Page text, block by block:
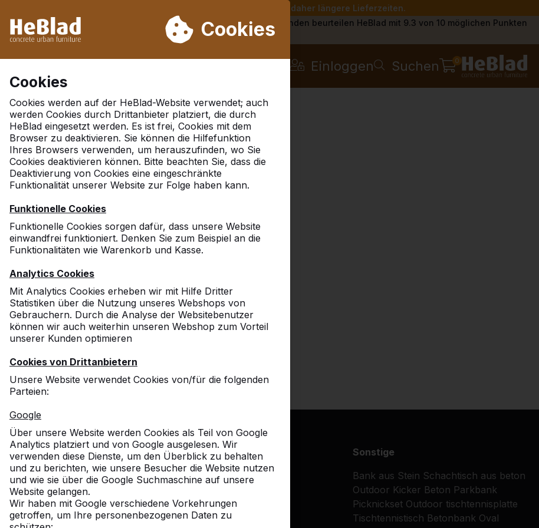
wir von Woche 31 bis Woche 33 nicht. Bitte berücksichtigen Sie daher längere Lieferzeiten.
Cookies
Cookies
Cookies werden auf der HeBlad-Website verwendet; auch
werden Cookies durch Drittanbieter platziert, die durch
HeBlad eingesetzt werden. Es ist frei, Cookies mit dem
Browser zu deaktivieren. Sie können die Hilfefunktion
Ihres Browsers verwenden, um herauszufinden, wo Sie
Cookies deaktivieren können. Bitte beachten Sie, dass die
Deaktivierung von Cookies eine eingeschränkte
Funktionalität unserer Website zur Folge haben kann.
Funktionelle Cookies
Funktionelle Cookies sorgen dafür, dass unsere Website
einwandfrei funktioniert. Denken Sie zum Beispiel an die
Funktionalitäten wie Warenkorb und Kasse.
Analytics Cookies
Mit Analytics Cookies erheben wir mit Hilfe Dritter
Statistiken über die Nutzung unseres Webshops von
Gebrauchern. Durch die Analyse der Websitebenutzer
können wir auch weiterhin unseren Webshop zum Vorteil
unserer Kunden optimieren
Cookies von Drittanbietern
Unsere Website verwendet Cookies von/für die folgenden
Parteien:
Google
Über unsere Website werden Cookies als Teil von Google
Analytics platziert und von Google ausgelesen. Wir
verwenden diese Dienste, um den Überblick zu behalten
und zu berichten, wie unsere Besucher die Website nutzen
und wie sie über die Google Suchmaschine auf unsere
Website gelangen.
Wir haben mit Google verschiedene Vorkehrungen
getroffen, um Ihre personenbezogenen Daten zu
Schon mehr als 30.000 Produkten verkauft
Kunden beurteilen HeBlad mit 9.3 von 10 möglichen Punkten
Einloggen Suchen 0
Einloggen
Passwort vergessen ->
Kategorien
Tischtennistische
Tischkicker
Spieltische
Sonstige
Bank aus Stein Schachtisch aus beton
Outdoor Kicker Beton Parkbank
Picknickset Outdoor tischtennisplatte
Tischtennistisch Betonbank Oval